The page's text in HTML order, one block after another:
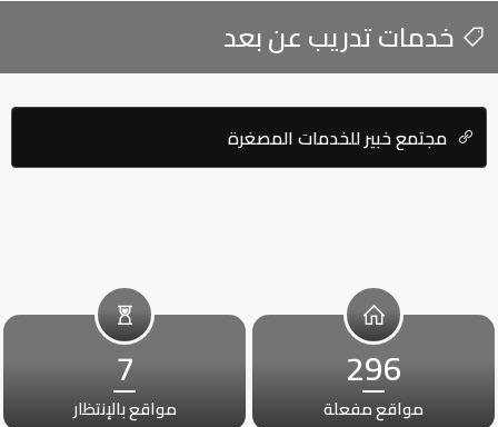
خدمات تدريب عن بعد
مجتمع خبير للخدمات المصغرة
296
مواقع مفعلة
7
مواقع بالإنتظار